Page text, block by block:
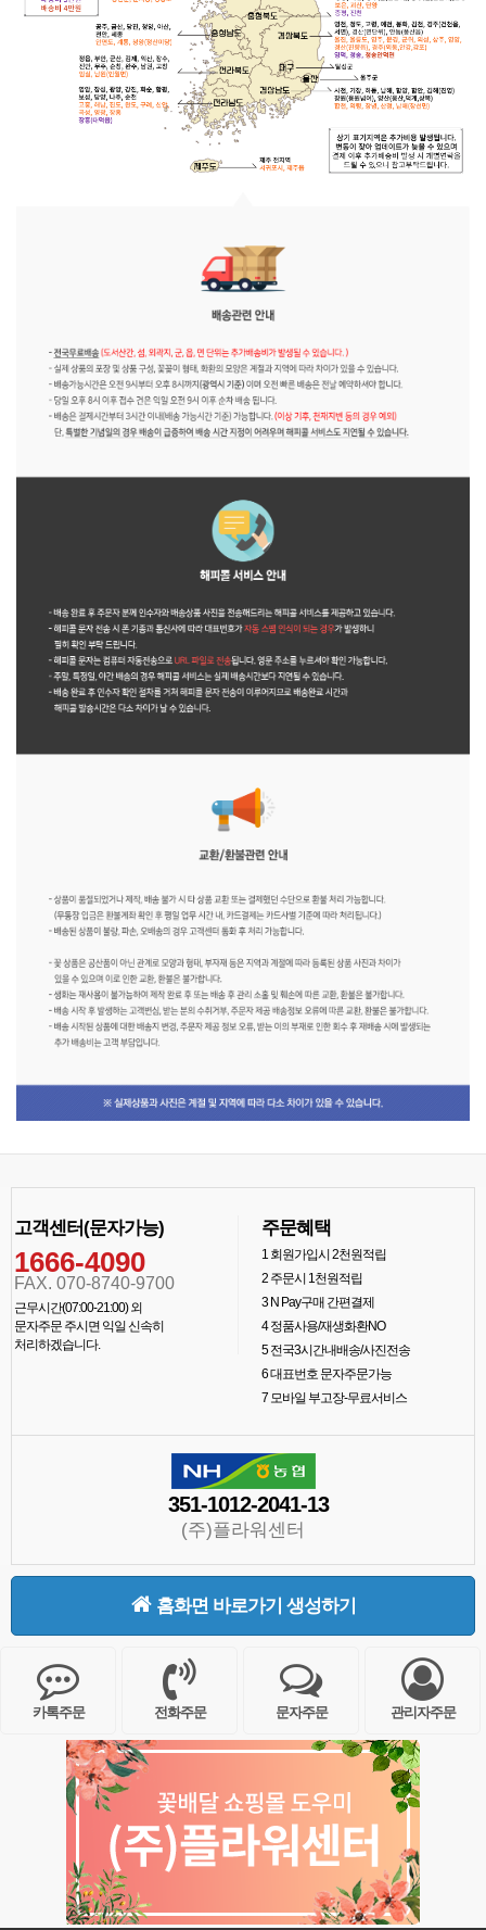
고객센터(문자가능)
1666-4090
FAX. 070-8740-9700
근무시간(07:00-21:00) 외
문자주문 주시면 익일 신속히
처리하겠습니다.
주문혜택
1회원가입시 2천원적립
2주문시 1천원적립
3N Pay구매 간편결제
4정품사용/재생화환NO
5전국3시간내배송/사진전송
6대표번호 문자주문가능
7모바일 부고장-무료서비스
351-1012-2041-13
(주)플라워센터
홈화면 바로가기 생성하기
카톡주문 전화주문 문자주문 관리자주문